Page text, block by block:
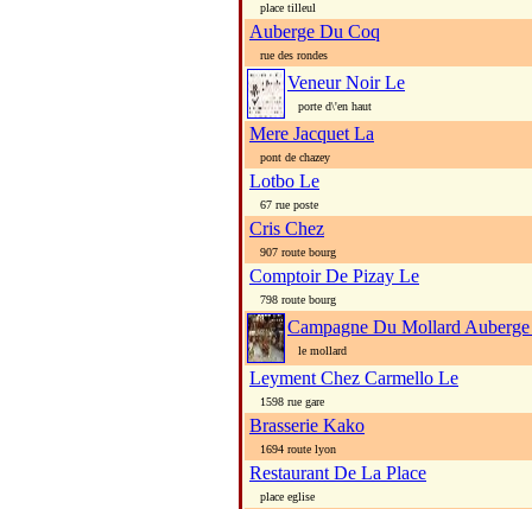
place tilleul
Auberge Du Coq
rue des rondes
Veneur Noir Le
porte d\'en haut
Mere Jacquet La
pont de chazey
Lotbo Le
67 rue poste
Cris Chez
907 route bourg
Comptoir De Pizay Le
798 route bourg
Campagne Du Mollard
le mollard
Leyment Chez Carmello Le
1598 rue gare
Brasserie Kako
1694 route lyon
Restaurant De La Place
place eglise